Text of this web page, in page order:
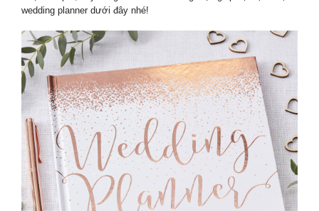
wedding planner dưới đây nhé!